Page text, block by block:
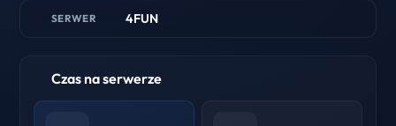
SERWER 4FUN
Czas na serwerze